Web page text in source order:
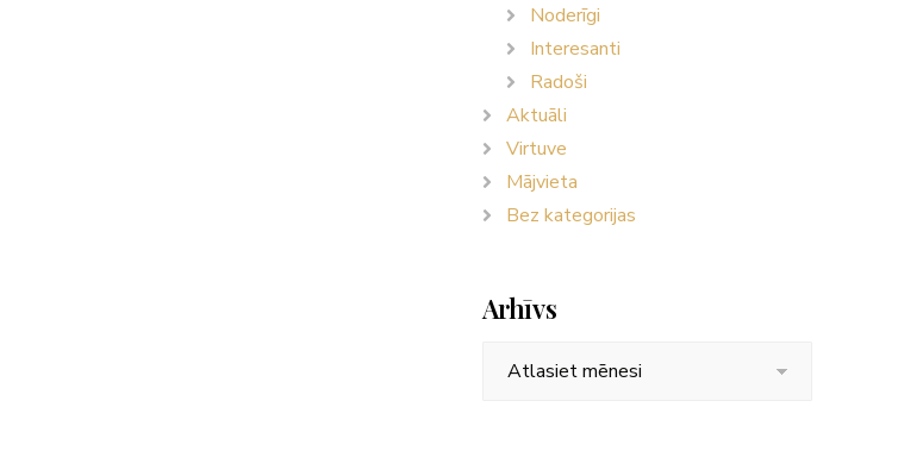
Noderīgi
Interesanti
Radoši
Aktuāli
Virtuve
Mājvieta
Bez kategorijas
Arhīvs